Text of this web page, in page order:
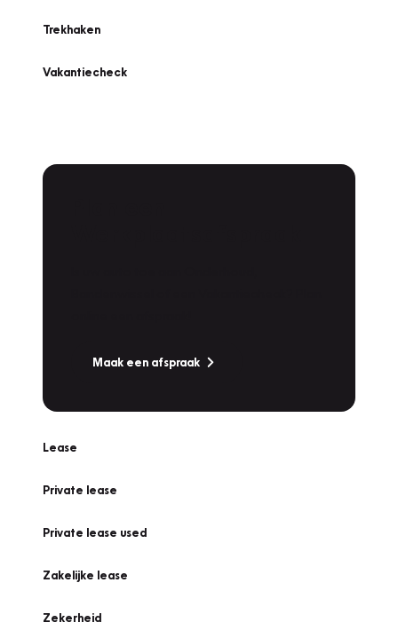
Trekhaken
Vakantiecheck
Maak een afspraak
Lease
Private lease
Private lease used
Zakelijke lease
Zekerheid